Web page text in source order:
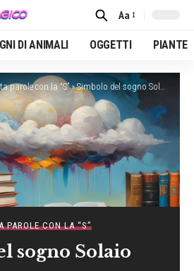
Font
Resizer
Aa
DI ANIMALI OGGETTI PIANTE
parole con la “S”»Simbolo del sogno Solaio
PAROLE CON LA “S”
sogno Solaio